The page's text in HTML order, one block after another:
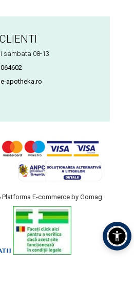
sambata 08-13
apotheka.ro
Platforma E-commerce by Gomag